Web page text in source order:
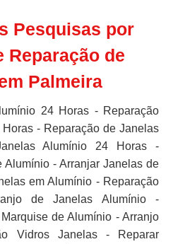
Pesquisas por
Reparação de
Palmeira
24 Horas - Reparação
- Reparação de Janelas
Alumínio 24 Horas -
Alumínio - Arranjar Janelas de
em Alumínio - Reparação
de Janelas Alumínio -
de Alumínio - Arranjo
Vidros Janelas - Reparar